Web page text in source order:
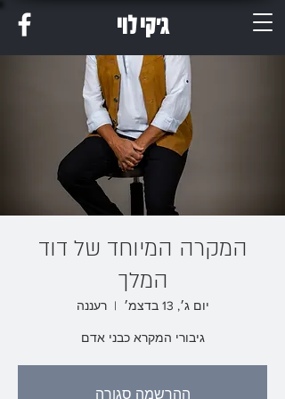
ג'קי לוי
המקרה המיוחד של דוד
המלך
יום ג׳, 13 בדצמ׳
  |
רעננה
גיבורי המקרא כבני אדם
ההרשמה סגורה